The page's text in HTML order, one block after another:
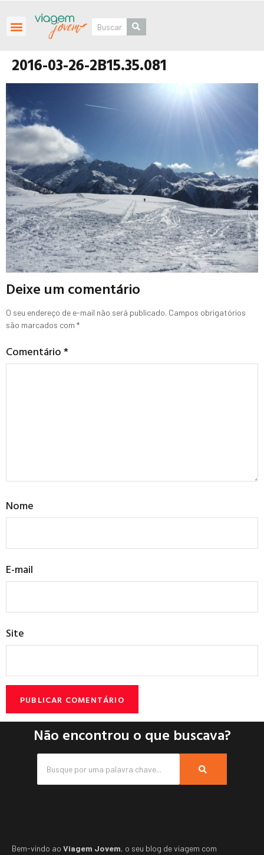
2016-03-26-2B15.35.081
Deixe um comentário
O seu endereço de e-mail não será publicado. Campos obrigatórios
são marcados com *
Comentário*
Nome
E-mail
Site
Não encontrou o que buscava?
Bem-vindo ao Viagem Jovem, o seu blog de viagem com